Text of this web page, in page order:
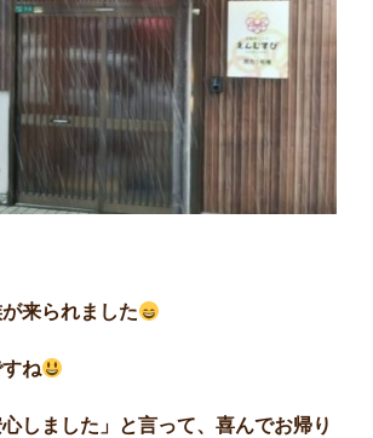
来られました
ね
心しました」と言って、喜んでお帰り